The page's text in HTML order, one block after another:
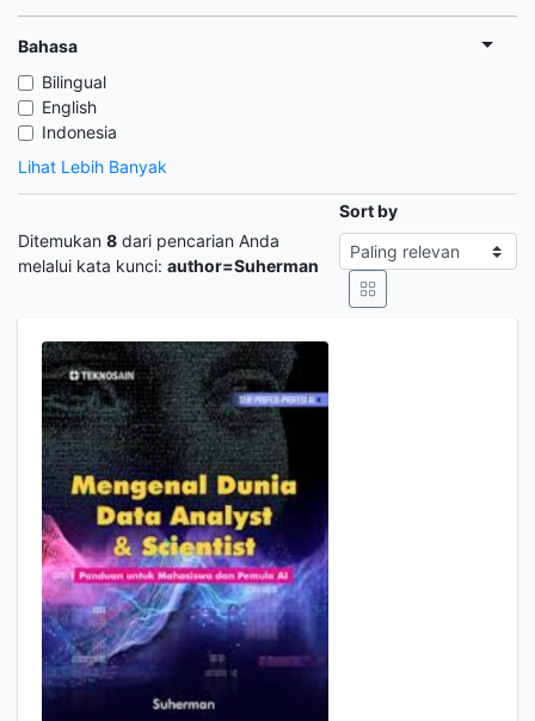
Bahasa
Bilingual
English
Indonesia
Lihat Lebih Banyak
Ditemukan 8 dari pencarian Anda
melalui kata kunci: author=Suherman
Sort by